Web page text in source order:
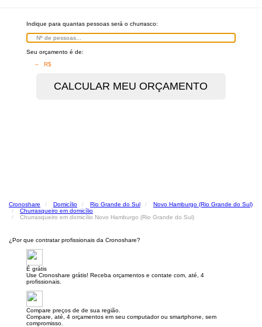
Indique para quantas pessoas será o churrasco:
Seu orçamento é de:
– R$
Cronoshare Domicílio Rio Grande do Sul
Novo Hamburgo (Rio Grande do Sul)
Churrasqueiro em domicílio
Churrasqueiro em domicílio Novo Hamburgo (Rio Grande do Sul)
¿Por que contratar profissionais da Cronoshare?
É grátis
Use Cronoshare grátis! Receba orçamentos e contate com, até, 4
profissionais.
Compare preços de de sua região.
Compare, até, 4 orçamentos em seu computador ou smartphone, sem
compromisso.